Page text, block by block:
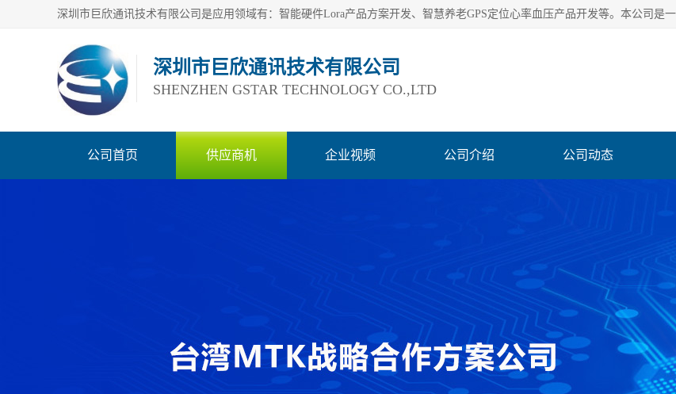
深圳市巨欣通讯技术有限公司
SHENZHEN GSTAR TECHNOLOGY CO.,LTD
公司首页 供应商机 企业视频 公司介绍 公司动态